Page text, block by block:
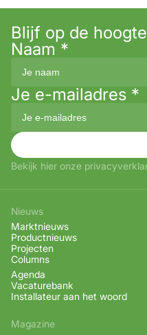
Blijf op de hoogte
Naam *
Je e-mailadres *
Bekijk hier onze
Nieuws
Marktnieuws
Productnieuws
Projecten
Columns
Agenda
Vacaturebank
Installateur aan het woord
Magazine